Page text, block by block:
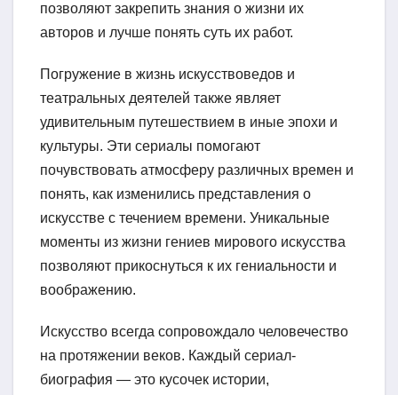
позволяют закрепить знания о жизни их
авторов и лучше понять суть их работ.
Погружение в жизнь искусствоведов и
театральных деятелей также являет
удивительным путешествием в иные эпохи и
культуры. Эти сериалы помогают
почувствовать атмосферу различных времен и
понять, как изменились представления о
искусстве с течением времени. Уникальные
моменты из жизни гениев мирового искусства
позволяют прикоснуться к их гениальности и
воображению.
Искусство всегда сопровождало человечество
на протяжении веков. Каждый сериал-
биография — это кусочек истории,